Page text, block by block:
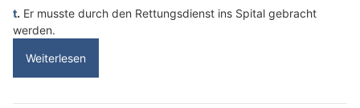
t. Er musste durch den Rettungsdienst ins Spital gebracht
werden.
Weiterlesen